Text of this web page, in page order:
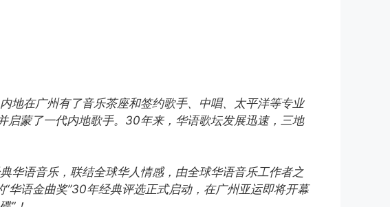
地在广州有了音乐茶座和签约歌手、中唱、太平洋等专业
启蒙了一代内地歌手。30年来，华语歌坛发展迅速，三地
华语音乐，联结全球华人情感，由全球华语音乐工作者之
华语金曲奖”30年经典评选正式启动，在广州亚运即将开幕